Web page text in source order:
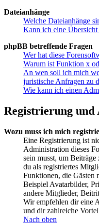
Dateianhänge
Welche Dateianhänge
Kann ich eine
phpBB betreffende Fragen
Wer hat diese
Warum ist Funktion x
An wen soll ich mich
juristische Anfragen zu
Wie kann ich einen
Registrierung und
Wozu muss ich mich
Eine Registrierung ist
Administration dieses
sein musst, um
du als registriertes
Funktionen, die Gästen
Beispiel Avatarbilder,
andere Mitglieder,
Wir empfehlen dir eine
und dir zahlreiche
Nach oben